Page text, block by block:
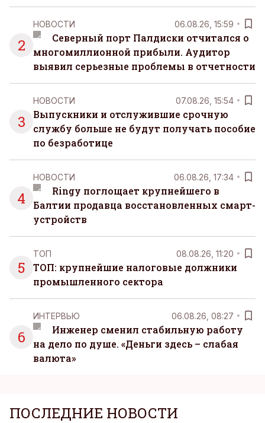
2
НОВОСТИ 06.08.26, 15:59
Северный порт Палдиски отчитался о
многомиллионной прибыли. Аудитор
выявил серьезные проблемы в отчетности
3
НОВОСТИ 07.08.26, 15:54
Выпускники и отслужившие срочную
службу больше не будут получать пособие
по безработице
4
НОВОСТИ 06.08.26, 17:34
Ringy поглощает крупнейшего в
Балтии продавца восстановленных смарт-
устройств
5
ТОП 08.08.26, 11:20
ТОП: крупнейшие налоговые должники
промышленного сектора
6
ИНТЕРВЬЮ 06.08.26, 08:27
Инженер сменил стабильную работу
на дело по душе. «Деньги здесь – слабая
валюта»
ПОСЛЕДНИЕ НОВОСТИ